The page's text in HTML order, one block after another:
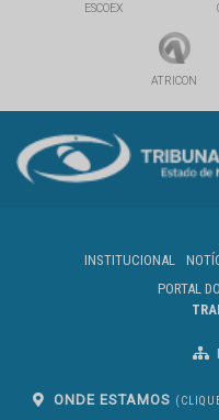
ESCOEX
ATRICON
INSTITUCIONAL
PORTAL DO
ONDE ESTAMOS